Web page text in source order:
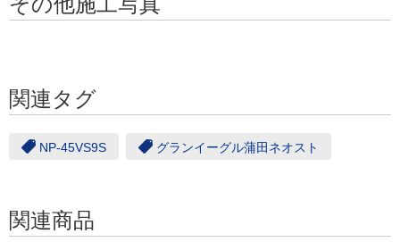
関連タグ
NP-45VS9S グランイーグル蒲田ネオスト
関連商品